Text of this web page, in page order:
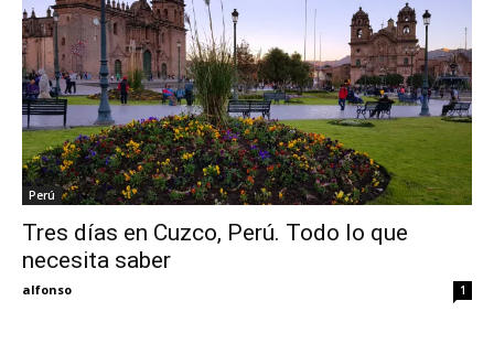
Perú
Tres días en Cuzco, Perú. Todo lo que
necesita saber
alfonso 1